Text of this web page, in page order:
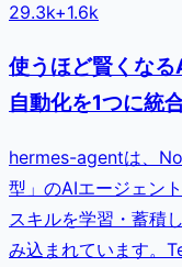
29.3k+1.6k
使うほど賢くなる
自動化を1つに
hermes-agentは、
型」のAIエージェン
スキルを学習・蓄積
み込まれています。